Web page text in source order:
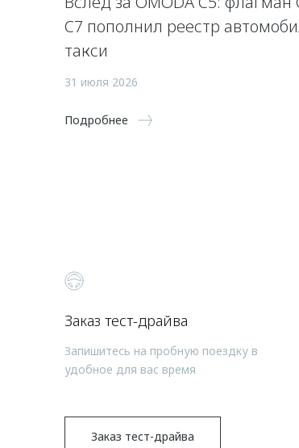
C7 пополнил реестр
такси
31 июля 2026
Подробнее
Заказ тест-драйва
Запишитесь на пробную поездку в
удобное для вас время
Заказ тест-драйва